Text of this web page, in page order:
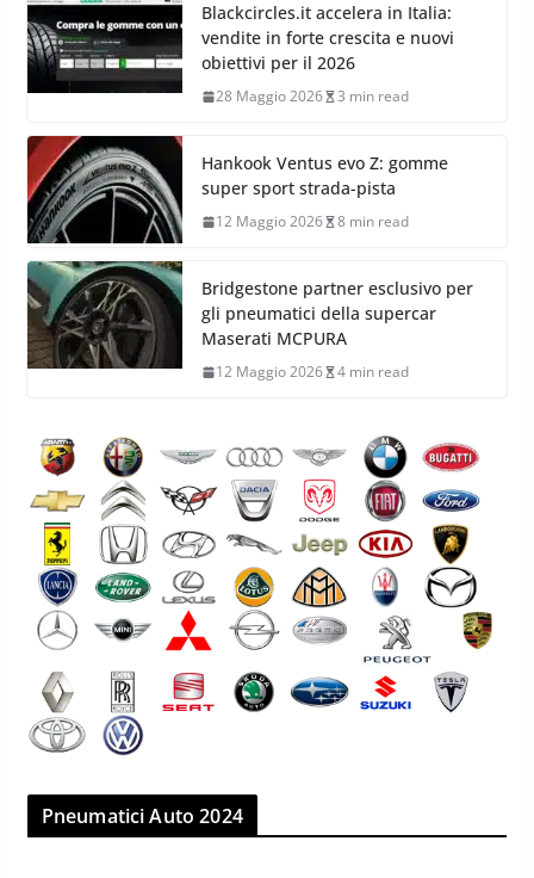
Blackcircles.it accelera in Italia:
vendite in forte crescita e nuovi
obiettivi per il 2026
28 Maggio 2026 3 min read
Hankook Ventus evo Z: gomme
super sport strada-pista
12 Maggio 2026 8 min read
Bridgestone partner esclusivo per
gli pneumatici della supercar
Maserati MCPURA
12 Maggio 2026 4 min read
Pneumatici Auto 2024